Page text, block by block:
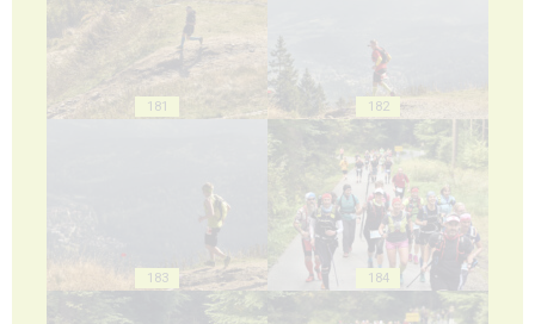
181 182
183 184